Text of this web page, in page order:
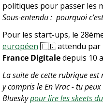
Sous-entendu :  pourquoi
Pour les start-ups, le
européen 🇫🇷
France Digitale depuis 10
La suite de cette rubrique est
y compris le En Vrac - tu
Bluesky pour lire les skeets